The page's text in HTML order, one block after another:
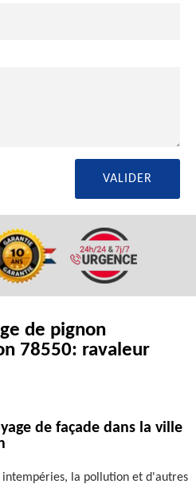
de pignon
78550: ravaleur
de façade dans la ville
la pollution et d'autres